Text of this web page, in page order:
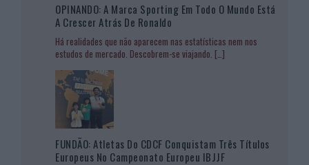
OPINANDO: A Marca Sporting Em Todo O Mundo Está
A Crescer Atrás De Ronaldo
Há realidades que não aparecem nas estatísticas nem nos
estudos de mercado. Descobrem-se viajando. […]
FUNDÃO: Atletas Do CDCF Conquistam Três Títulos
Europeus No Campeonato Europeu IBJJF